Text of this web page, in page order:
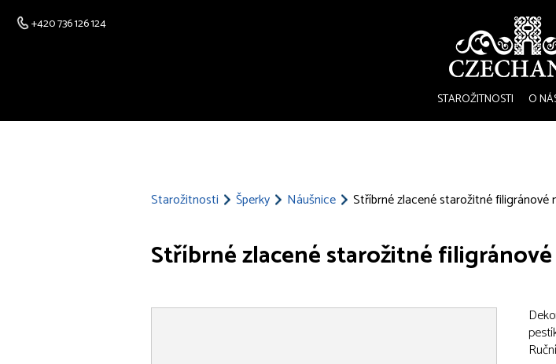
+420 736 126 124
STAROŽITNOSTI O
Starožitnosti Šperky Náušnice Stříbrné zlacené starožitné filigránové
Stříbrné zlacené starožitné